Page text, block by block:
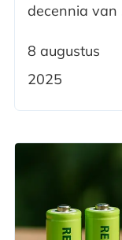
decennia van
8 augustus
2025